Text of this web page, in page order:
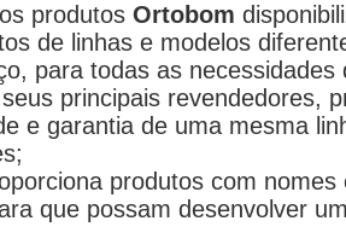
produtos Ortobom
de linhas e modelos
para todas as
principais revendedores,
e garantia de uma mesma
produtos com nomes
que possam desenvolver